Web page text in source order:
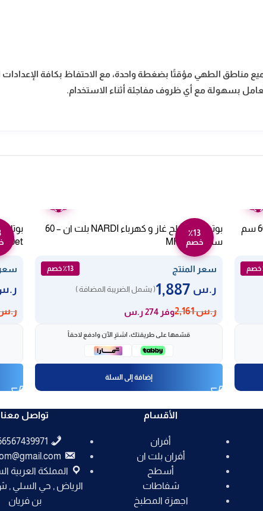
الطهي مؤقتًا بضغطة واحدة، مع الاحتفاظ بكافة الإعدادات
بسهولة مع أي ظروف مفاجئة أثناء الاستخدام.
بوتاجاز مسطح زجاج NARDI غاز بلت ان – 60 سم
٪13
خصم
بوتجاز مسطح غاز و كهرباء NARDI بلت ان – 60
سم MH31AVX
سعر المنتج ٪13 خصم
ر.س ( يشمل الضريبة المضافة )
ر.س2,161 وفر 274 ر.س
قسّمها على طريقتك، اشترِ الآن وادفع لاحقاً
إضافة إلى السلة
سعر
الأقسام
أفران
أفران بلت ان
أسطح
شفاطات
اجهزة المطبخ
تواصل معنا
المملكة العربية
الرياض , حي السلي ,
بن فريان